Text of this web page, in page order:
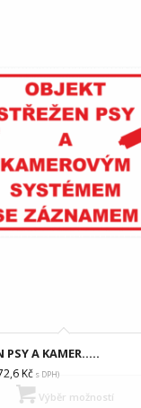
PSY A KAMER…..
Kčs DPH)
Výběr možností